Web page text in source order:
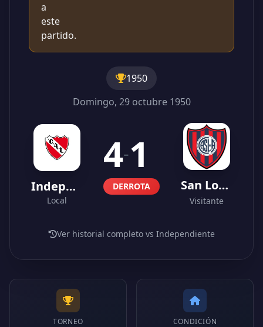
a
este
partido.
1950
Domingo, 29 octubre 1950
Independiente
Local
4-1
DERROTA San Lorenzo
Visitante
Ver historial completo vs Independiente
TORNEO CONDICIÓN